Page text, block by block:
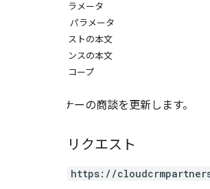
パスパラメータ
クエリ パラメータ
リクエストの本文
レスポンスの本文
認可スコープ
パートナーの商談を更新します。
HTTP リクエスト
PATCH https://